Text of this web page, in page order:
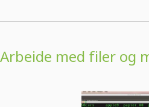
Arbeide med filer og